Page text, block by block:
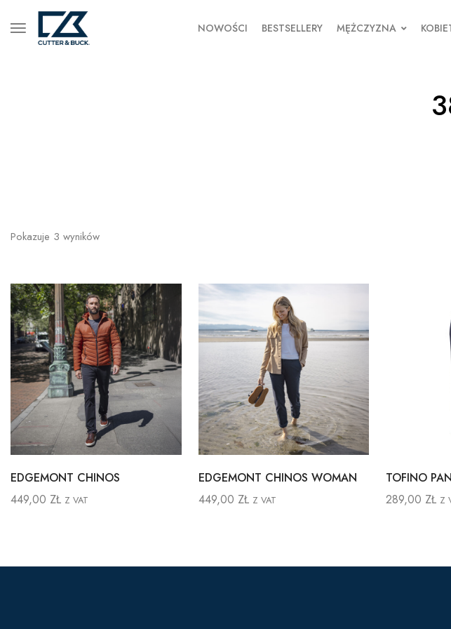
NOWOŚCI BESTSELLERY MĘŻCZYZNA
Pokazuje 3 wyników
EDGEMONT CHINOS
449,00 ZŁ Z VAT
EDGEMONT CHINOS WOMAN
449,00 ZŁ Z VAT
TOFINO
289,00 ZŁ Z